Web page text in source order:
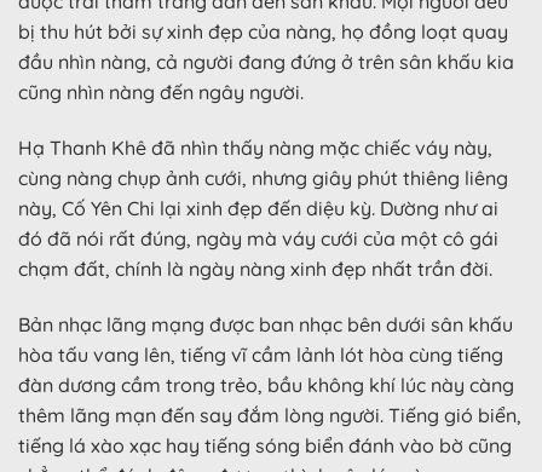
bị thu hút bởi sự xinh đẹp của nàng, họ đồng loạt quay
đầu nhìn nàng, cả người đang đứng ở trên sân khấu kia
cũng nhìn nàng đến ngây người.
Hạ Thanh Khê đã nhìn thấy nàng mặc chiếc váy này,
cùng nàng chụp ảnh cưới, nhưng giây phút thiêng liêng
này, Cố Yên Chi lại xinh đẹp đến diệu kỳ. Dường như ai
đó đã nói rất đúng, ngày mà váy cưới của một cô gái
chạm đất, chính là ngày nàng xinh đẹp nhất trần đời.
Bản nhạc lãng mạng được ban nhạc bên dưới sân khấu
hòa tấu vang lên, tiếng vĩ cầm lảnh lót hòa cùng tiếng
đàn dương cầm trong trẻo, bầu không khí lúc này càng
thêm lãng mạn đến say đắm lòng người. Tiếng gió biển,
tiếng lá xào xạc hay tiếng sóng biển đánh vào bờ cũng